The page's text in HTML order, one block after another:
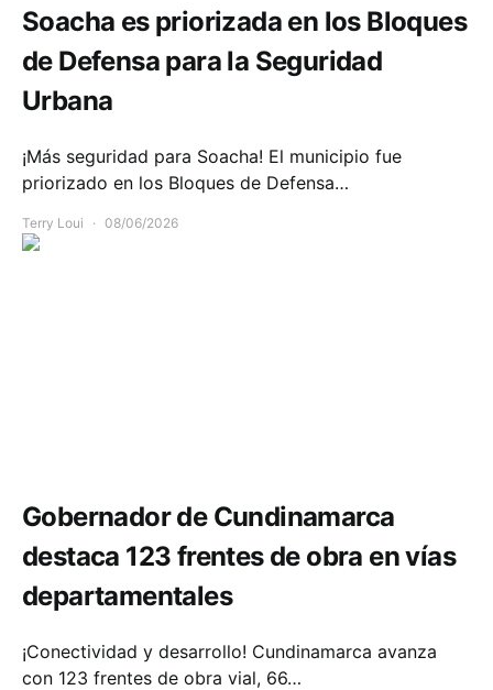
Soacha es priorizada en los Bloques
de Defensa para la Seguridad
Urbana
¡Más seguridad para Soacha! El municipio fue
priorizado en los Bloques de Defensa…
Terry Loui 08/06/2026
Gobernador de Cundinamarca
destaca 123 frentes de obra en vías
departamentales
¡Conectividad y desarrollo! Cundinamarca avanza
con 123 frentes de obra vial, 66…